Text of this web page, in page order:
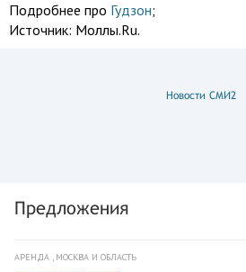
Подробнее про Гудзон;
Источник: Моллы.Ru.
Новости СМИ2
Предложения
АРЕНДА , МОСКВА И ОБЛАСТЬ